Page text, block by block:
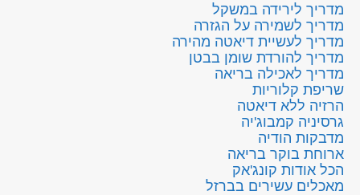
מדריך לירידה במשקל
מדריך לשמירה על הגזרה
מדריך לעשיית דיאטה מהירה
מדריך להורדת שומן בבטן
מדריך לאכילה בריאה
שריפת קלוריות
הרזיה ללא דיאטה
גרסיניה קמבוג'יה
מדבקות הודיה
ארוחת בוקר בריאה
הכל אודות קונג'אק
מאכלים עשירים בברזל